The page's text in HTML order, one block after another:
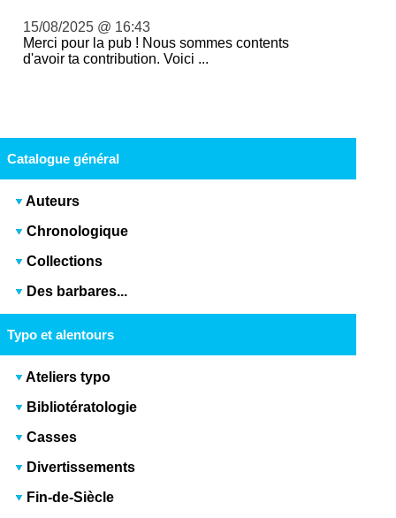
15/08/2025 @ 16:43
Merci pour la pub ! Nous sommes contents
d'avoir ta contribution. Voici ...
Catalogue général
Auteurs
Chronologique
Collections
Des barbares...
Typo et alentours
Ateliers typo
Bibliotératologie
Casses
Divertissements
Fin-de-Siècle